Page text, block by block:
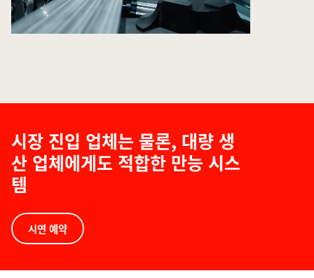
시장 진입 업체는 물론, 대량 생
산 업체에게도 적합한 만능 시스
템
시연 예약
Technical
Data